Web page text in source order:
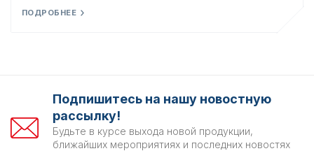
ПОДРОБНЕЕ
Подпишитесь на нашу новостную
рассылку!
Будьте в курсе выхода новой продукции,
ближайших мероприятиях и последних новостях